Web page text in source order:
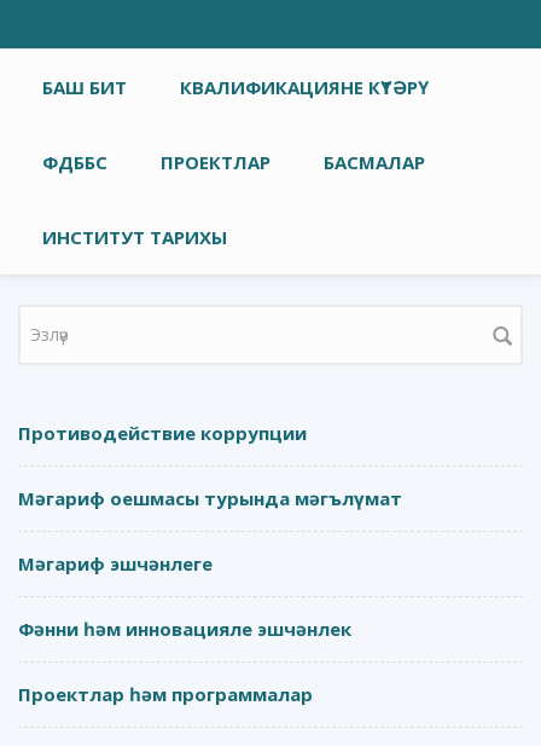
Төп меню
БАШ БИТ КВАЛИФИКАЦИЯНЕ КҮТӘРҮ
ФДББС ПРОЕКТЛАР БАСМАЛАР
ИНСТИТУТ ТАРИХЫ
Search form
Противодействие коррупции
Мәгариф оешмасы турында мәгълүмат
Мәгариф эшчәнлеге
Фәнни һәм инновацияле эшчәнлек
Проектлар һәм программалар